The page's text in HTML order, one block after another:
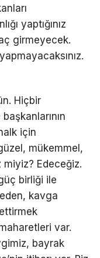
yaptığınız
girmeyecek.
Hiçbir
için
mükemmel,
miyiz? Edeceğiz.
birliği ile
kavga
var.
bayrak